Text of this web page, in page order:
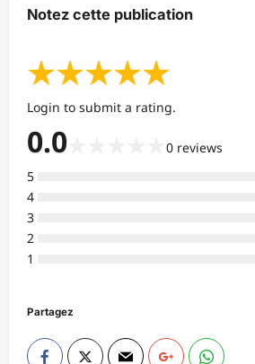
Notez cette publication
★★★★★
Login to submit a rating.
0.0 0 reviews
5
4
3
2
1
Partagez